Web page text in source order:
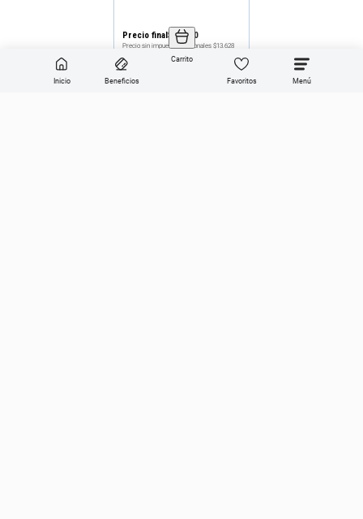
Inicio Beneficios
Carrito
Favoritos
Precio final$ 16.490
Precio sin impuestos nacionales $13.628